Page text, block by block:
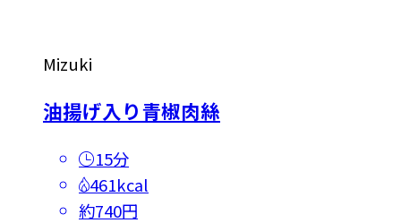
Mizuki
油揚げ入り青椒肉絲
15分
461kcal
約740円